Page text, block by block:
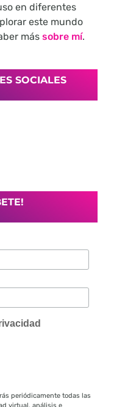
en diferentes
este mundo
mássobre mí.
SOCIALES
periódicamente todas las